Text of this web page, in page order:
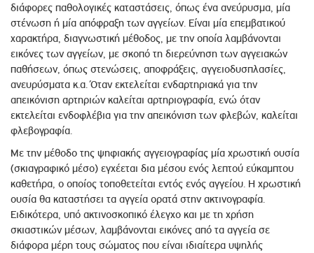
διάφορες παθολογικές καταστάσεις, όπως ένα ανεύρυσμα, μία
στένωση ή μία απόφραξη των αγγείων. Είναι μία επεμβατικού
χαρακτήρα, διαγνωστική μέθοδος, με την οποία λαμβάνονται
εικόνες των αγγείων, με σκοπό τη διερεύνηση των αγγειακών
παθήσεων, όπως στενώσεις, αποφράξεις, αγγειοδυσπλασίες,
ανευρύσματα κ.α. Όταν εκτελείται ενδαρτηριακά για την
απεικόνιση αρτηριών καλείται αρτηριογραφία, ενώ όταν
εκτελείται ενδοφλέβια για την απεικόνιση των φλεβών, καλείται
φλεβογραφία.
Με την μέθοδο της ψηφιακής αγγειογραφίας μία χρωστική ουσία
(σκιαγραφικό μέσο) εγχέεται δια μέσου ενός λεπτού εύκαμπτου
καθετήρα, ο οποίος τοποθετείται εντός ενός αγγείου. Η χρωστική
ουσία θα καταστήσει τα αγγεία ορατά στην ακτινογραφία.
Ειδικότερα, υπό ακτινοσκοπικό έλεγχο και με τη χρήση
σκιαστικών μέσων, λαμβάνονται εικόνες από τα αγγεία σε
διάφορα μέρη τους σώματος που είναι ιδιαίτερα υψηλής